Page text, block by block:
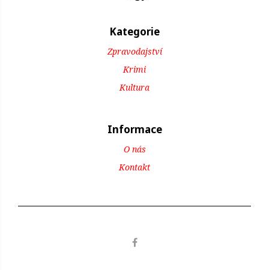
Kategorie
Zpravodajství
Krimi
Kultura
Informace
O nás
Kontakt